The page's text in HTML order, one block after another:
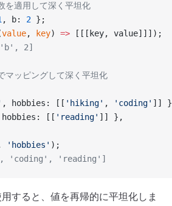
適用して深く平坦化
, b: 2 };
value, key) => [[[key, value]]]);
2]
ッピングして深く平坦化
, hobbies: [[ 'hiking' , 'coding' ]]
[[ 'reading' ]] },
'hobbies' );
'coding', 'reading']
すると、値を再帰的に平坦化しま